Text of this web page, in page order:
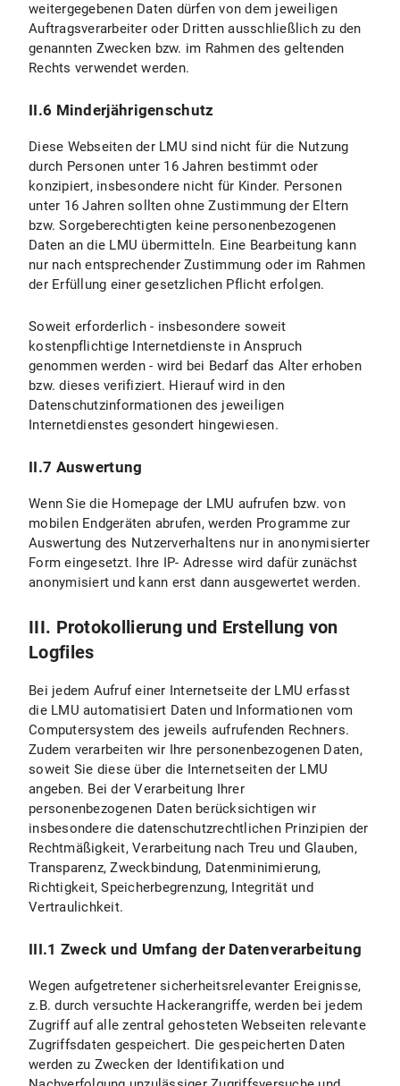
VI.3 Dauer der Datenverarbeitung
VI.4 Widerspruchs- und Beseitigungsmöglichkeit
C) Geltung der Datenschutzerklärung
D) Datenschutzhinweise für Studierende
E) Stand und Änderungen der Datenschutzerklärung
weitergegebenen Daten dürfen von dem jeweiligen
Auftragsverarbeiter oder Dritten ausschließlich zu den
genannten Zwecken bzw. im Rahmen des geltenden
Rechts verwendet werden.
II.6 Minderjährigenschutz
Diese Webseiten der LMU sind nicht für die Nutzung
durch Personen unter 16 Jahren bestimmt oder
konzipiert, insbesondere nicht für Kinder. Personen
unter 16 Jahren sollten ohne Zustimmung der Eltern
bzw. Sorgeberechtigten keine personenbezogenen
Daten an die LMU übermitteln. Eine Bearbeitung kann
nur nach entsprechender Zustimmung oder im Rahmen
der Erfüllung einer gesetzlichen Pflicht erfolgen.
Soweit erforderlich - insbesondere soweit
kostenpflichtige Internetdienste in Anspruch
genommen werden - wird bei Bedarf das Alter erhoben
bzw. dieses verifiziert. Hierauf wird in den
Datenschutzinformationen des jeweiligen
Internetdienstes gesondert hingewiesen.
II.7 Auswertung
Wenn Sie die Homepage der LMU aufrufen bzw. von
mobilen Endgeräten abrufen, werden Programme zur
Auswertung des Nutzerverhaltens nur in anonymisierter
Form eingesetzt. Ihre IP- Adresse wird dafür zunächst
anonymisiert und kann erst dann ausgewertet werden.
III. Protokollierung und Erstellung von
Logfiles
Bei jedem Aufruf einer Internetseite der LMU erfasst
die LMU automatisiert Daten und Informationen vom
Computersystem des jeweils aufrufenden Rechners.
Zudem verarbeiten wir Ihre personenbezogenen Daten,
soweit Sie diese über die Internetseiten der LMU
angeben. Bei der Verarbeitung Ihrer
personenbezogenen Daten berücksichtigen wir
insbesondere die datenschutzrechtlichen Prinzipien der
Rechtmäßigkeit, Verarbeitung nach Treu und Glauben,
Transparenz, Zweckbindung, Datenminimierung,
Richtigkeit, Speicherbegrenzung, Integrität und
Vertraulichkeit.
III.1 Zweck und Umfang der Datenverarbeitung
Wegen aufgetretener sicherheitsrelevanter Ereignisse,
z.B. durch versuchte Hackerangriffe, werden bei jedem
Zugriff auf alle zentral gehosteten Webseiten relevante
Zugriffsdaten gespeichert. Die gespeicherten Daten
werden zu Zwecken der Identifikation und